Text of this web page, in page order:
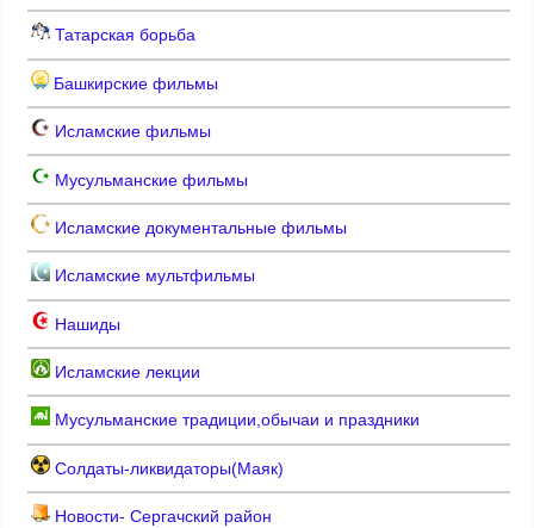
Татарская борьба
Башкирские фильмы
Исламские фильмы
Мусульманские фильмы
Исламские документальные фильмы
Исламские мультфильмы
Нашиды
Исламские лекции
Мусульманские традиции,обычаи и праздники
Солдаты-ликвидаторы(Маяк)
Новости- Сергачский район